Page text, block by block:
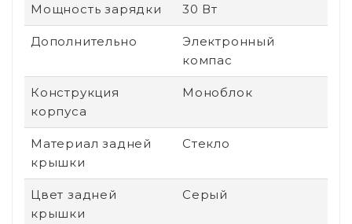
Мощность зарядки 30 Вт
Дополнительно
Электронный
компас
Конструкция
корпуса
Моноблок
Материал задней
крышки
Стекло
Цвет задней
крышки
Серый